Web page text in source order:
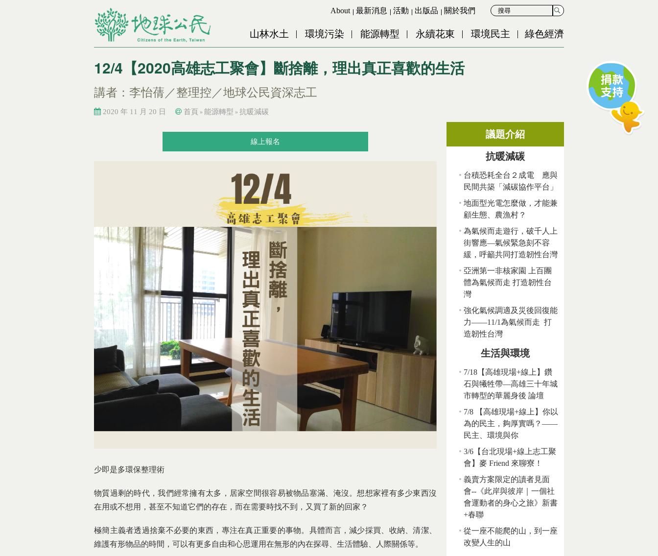
Jump to Navigation
Jump to Main content
About 最新消息 活動 出版品 關於我們
山林水土 環境污染 能源轉型 永續花東 環境民主 綠色經濟
12/4【2020高雄志工聚會】斷捨離，理出真正喜歡的生活
講者：李怡蒨／整理控／地球公民資深志工
2020 年 11 月 20 日 首頁 » 能源轉型 » 抗暖減碳
線上報名
少即是多環保整理術
物質過剩的時代，我們經常擁有太多，居家空間很容易被物品塞滿、淹沒。想想家裡有多少東西沒
在用或不想用，甚至不知道它們的存在，而在需要時找不到，又買了新的回家？
極簡主義者透過捨棄不必要的東西，專注在真正重要的事物。具體而言，減少採買、收納、清潔、
維護有形物品的時間，可以有更多自由和心思運用在無形的內在探尋、生活體驗、人際關係等。
議題介紹
抗暖減碳
台積恐耗全台２成電 應與
民間共築「減碳協作平台」
地面型光電怎麼做，才能兼
顧生態、農漁村？
為氣候而走遊行，破千人上
街響應—氣候緊急刻不容
緩，呼籲共同打造韌性台灣
亞洲第一非核家園 上百團
體為氣候而走 打造韌性台
灣
強化氣候調適及災後回復能
力——11/1為氣候而走 打
造韌性台灣
生活與環境
7/18【高雄現場+線上】鑽
石與犧牲帶—高雄三十年城
市轉型的華麗身後 論壇
7/8 【高雄現場+線上】你以
為的民主，夠厚實嗎？——
民主、環境與你
3/6【台北現場+線上志工聚
會】麥 Friend 來聊寮！
義賣方案限定的讀者見面
會--《此岸與彼岸｜一個社
會運動者的身心之旅》新書
+春聯
從一座不能爬的山，到一座
改變人生的山